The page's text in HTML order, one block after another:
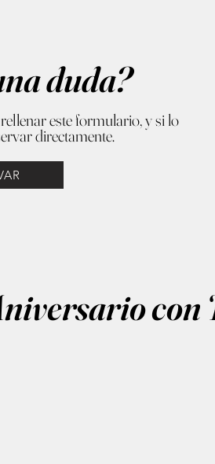
duda?
este formulario, y si lo
directamente.
con